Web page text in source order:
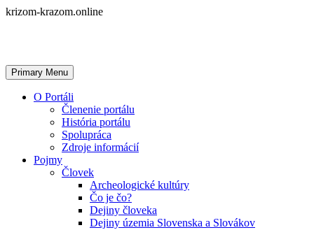
Skip
krizom-krazom.online
Primary Menu
O Portáli
Členenie portálu
História portálu
Spolupráca
Zdroje informácií
Pojmy
Človek
Archeologické kultúry
Čo je čo?
Dejiny človeka
Dejiny územia Slovenska a Slovákov